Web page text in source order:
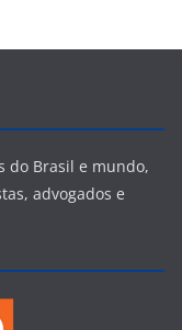
do Brasil e mundo,
advogados e